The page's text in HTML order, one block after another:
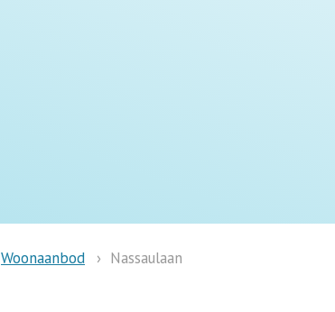
Woonaanbod Nassaulaan